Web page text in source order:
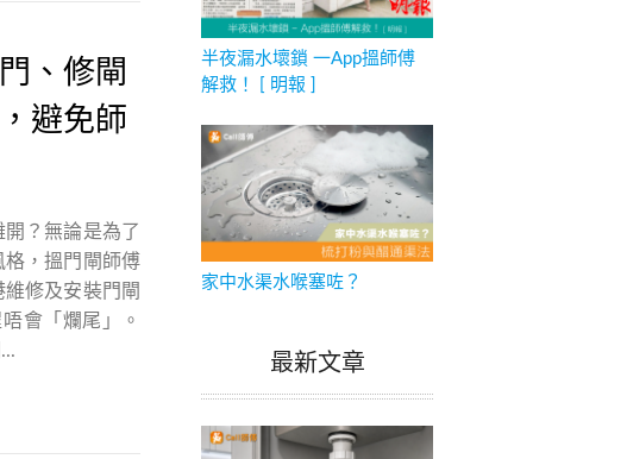
、修閘
避免師
？無論是為了
，搵門閘師傅
修及安裝門閘
會「爛尾」。
半夜漏水壞鎖 一App搵師傅
解救！ [ 明報 ]
家中水渠水喉塞咗？
最新文章